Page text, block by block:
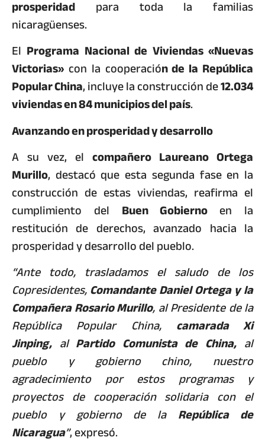
prosperidad para toda la familias
nicaragüenses.
El Programa Nacional de Viviendas «Nuevas
Victorias» con la cooperación de la República
Popular China, incluye la construcción de12.034
viviendas en 84 municipios del país.
Avanzando en prosperidad y desarrollo
A su vez, el compañero Laureano Ortega
Murillo, destacó que esta segunda fase en la
construcción de estas viviendas, reafirma el
cumplimiento del Buen Gobiernoen la
restitución de derechos, avanzado hacia la
prosperidad y desarrollo del pueblo.
“Ante todo, trasladamos el saludo de los
Copresidentes,Comandante Daniel Ortega y la
Compañera Rosario Murillo, al Presidente de la
República Popular China, camarada Xi
Jinping, alPartido Comunista de China,al
pueblo y gobierno chino, nuestro
agradecimiento por estos programas y
proyectos de cooperación solidaria con el
pueblo y gobierno de la República de
Nicaragua”, expresó.